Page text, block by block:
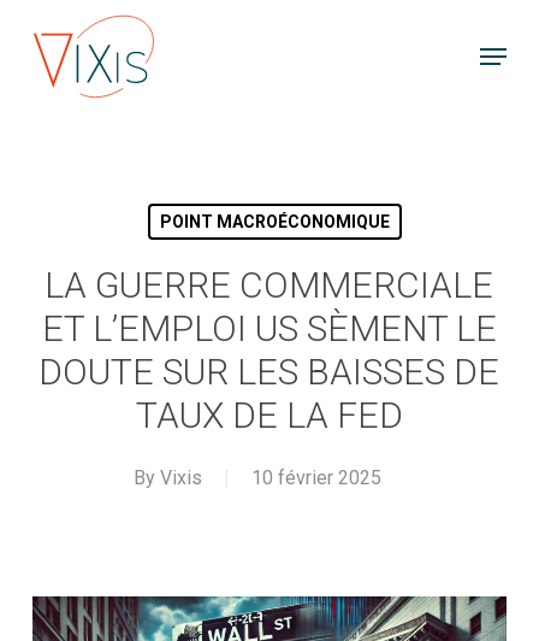
Menu
POINT MACROÉCONOMIQUE
LA GUERRE COMMERCIALE
ET L’EMPLOI US SÈMENT LE
DOUTE SUR LES BAISSES DE
TAUX DE LA FED
By Vixis 10 février 2025